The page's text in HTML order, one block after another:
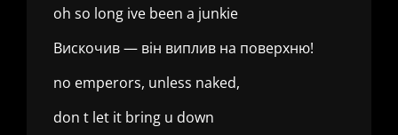
oh so long ive been a junkie
Вискочив — він виплив на поверхню!
no emperors, unless naked,
don t let it bring u down